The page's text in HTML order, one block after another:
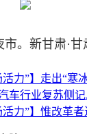
。新甘肃·
活力”】走出“寒
车行业复苏侧记
活力”】惟改革